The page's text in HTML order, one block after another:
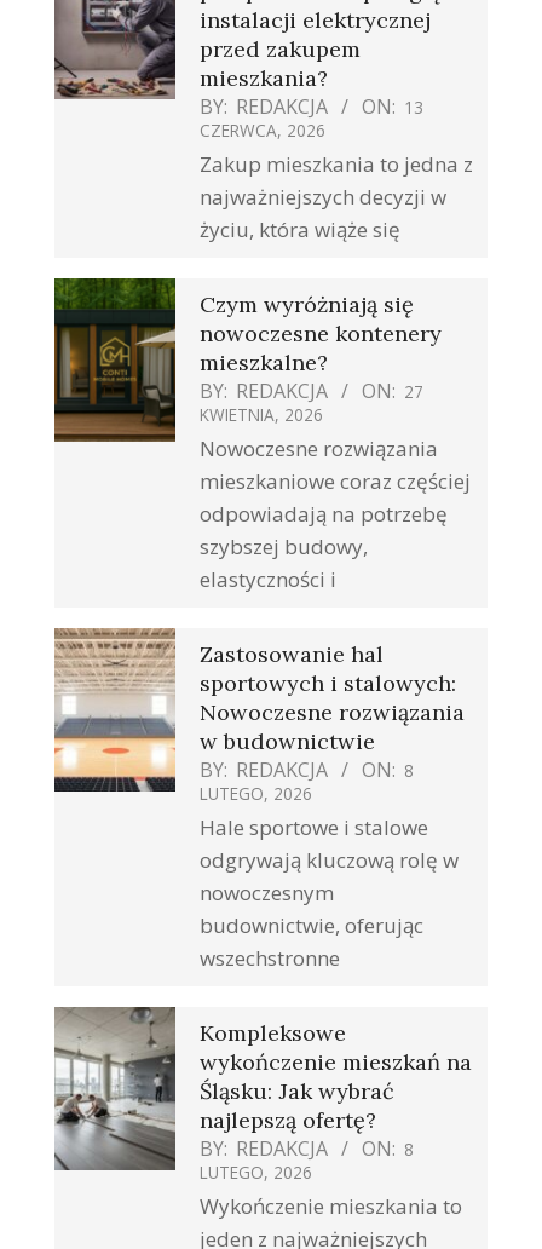
instalacji elektrycznej
przed zakupem
mieszkania?
BY: REDAKCJA ON: 13
CZERWCA, 2026
Zakup mieszkania to jedna z
najważniejszych decyzji w
życiu, która wiąże się
Czym wyróżniają się
nowoczesne kontenery
mieszkalne?
BY: REDAKCJA ON: 27
KWIETNIA, 2026
Nowoczesne rozwiązania
mieszkaniowe coraz częściej
odpowiadają na potrzebę
szybszej budowy,
elastyczności i
Zastosowanie hal
sportowych i stalowych:
Nowoczesne rozwiązania
w budownictwie
BY: REDAKCJA ON: 8
LUTEGO, 2026
Hale sportowe i stalowe
odgrywają kluczową rolę w
nowoczesnym
budownictwie, oferując
wszechstronne
Kompleksowe
wykończenie mieszkań na
Śląsku: Jak wybrać
najlepszą ofertę?
BY: REDAKCJA ON: 8
LUTEGO, 2026
Wykończenie mieszkania to
jeden z najważniejszych